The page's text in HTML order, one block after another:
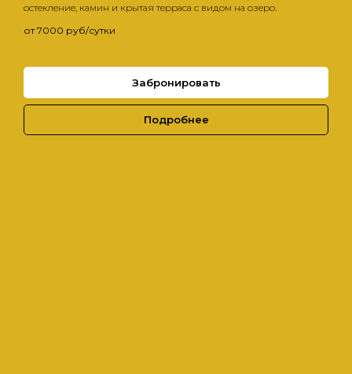
остекление, камин и крытая терраса с видом на озеро.
от 7000 руб/сутки
Забронировать
Подробнее